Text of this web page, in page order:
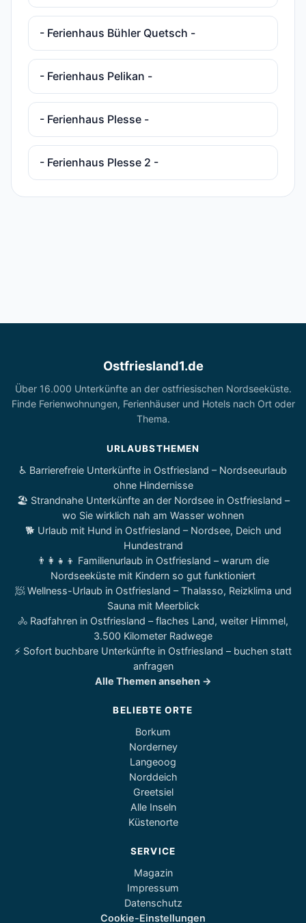
- Ferienhaus Bühler Quetsch -
- Ferienhaus Pelikan -
- Ferienhaus Plesse -
- Ferienhaus Plesse 2 -
Ostfriesland1.de
Über 16.000 Unterkünfte an der ostfriesischen Nordseeküste.
Finde Ferienwohnungen, Ferienhäuser und Hotels nach Ort oder
Thema.
URLAUBSTHEMEN
♿ Barrierefreie Unterkünfte in Ostfriesland – Nordseeurlaub
ohne Hindernisse
🏖️ Strandnahe Unterkünfte an der Nordsee in Ostfriesland –
wo Sie wirklich nah am Wasser wohnen
🐕 Urlaub mit Hund in Ostfriesland – Nordsee, Deich und
Hundestrand
👨‍👩‍👧‍👦 Familienurlaub in Ostfriesland – warum die
Nordseeküste mit Kindern so gut funktioniert
🧖 Wellness-Urlaub in Ostfriesland – Thalasso, Reizklima und
Sauna mit Meerblick
🚴 Radfahren in Ostfriesland – flaches Land, weiter Himmel,
3.500 Kilometer Radwege
⚡ Sofort buchbare Unterkünfte in Ostfriesland – buchen statt
anfragen
Alle Themen ansehen →
BELIEBTE ORTE
Borkum
Norderney
Langeoog
Norddeich
Greetsiel
Alle Inseln
Küstenorte
SERVICE
Magazin
Impressum
Datenschutz
Cookie-Einstellungen